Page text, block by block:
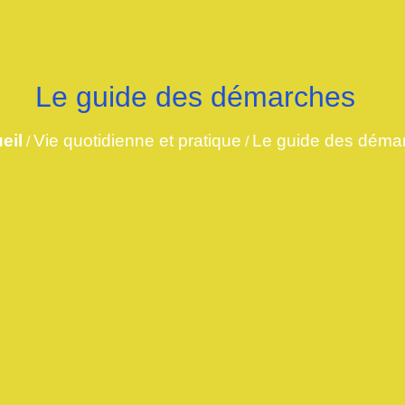
Le guide des démarches
/Vie quotidienne et pratique / Le guide des